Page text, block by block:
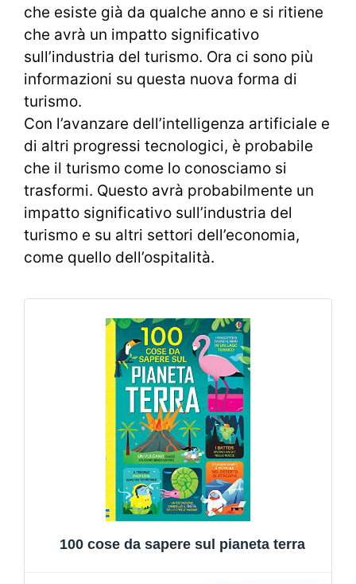
che esiste già da qualche anno e si ritiene
che avrà un impatto significativo
sull’industria del turismo. Ora ci sono più
informazioni su questa nuova forma di
turismo.
Con l’avanzare dell’intelligenza artificiale e
di altri progressi tecnologici, è probabile
che il turismo come lo conosciamo si
trasformi. Questo avrà probabilmente un
impatto significativo sull’industria del
turismo e su altri settori dell’economia,
come quello dell’ospitalità.
100 cose da sapere sul pianeta terra